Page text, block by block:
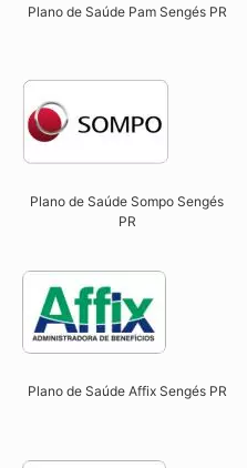
Plano de Saúde Pam Sengés PR​
Plano de Saúde Sompo Sengés
PR​
Plano de Saúde Affix Sengés PR​